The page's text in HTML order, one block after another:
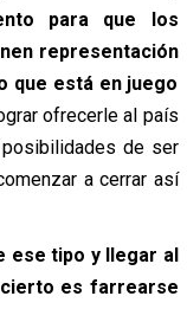
para que los
representación
que está en juego
ofrecerle al país
de ser
a cerrar así
ese tipo y llegar al
es farrearse